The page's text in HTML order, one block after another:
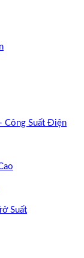
Công Suất Điện
Suất